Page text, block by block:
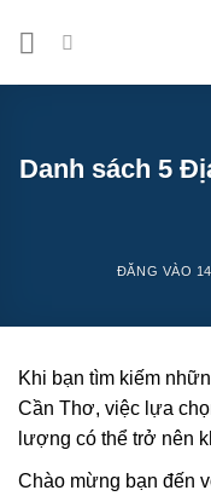
Danh sách 5
ĐĂNG VÀO
Khi bạn tìm kiếm
Cần Thơ, việc lựa
lượng có thể trở nên
Chào mừng bạn đến